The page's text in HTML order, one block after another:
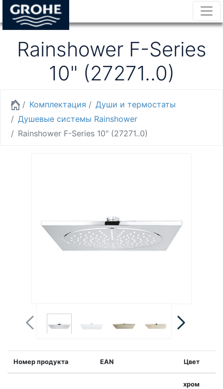
Rainshower F-Series
10" (27271..0)
Комплектация
Души и термостаты
Душевые системы Rainshower
Rainshower F-Series 10" (27271..0)
Номер продукта EAN Цвет
хром